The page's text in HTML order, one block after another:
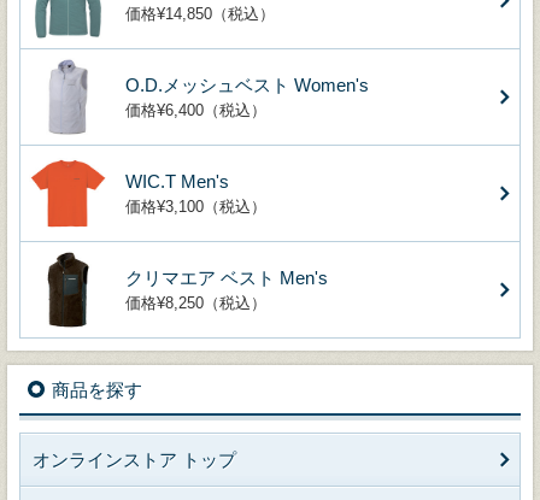
価格¥14,850（税込）
O.D.メッシュベスト Women's
価格¥6,400（税込）
WIC.T Men's
価格¥3,100（税込）
クリマエア ベスト Men's
価格¥8,250（税込）
商品を探す
オンラインストア トップ